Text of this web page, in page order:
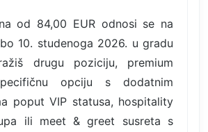
od 84,00 EUR odnosi se na
10. studenoga 2026. u gradu
drugu poziciju, premium
opciju s dodatnim
poput VIP statusa, hospitality
ili meet & greet susreta s